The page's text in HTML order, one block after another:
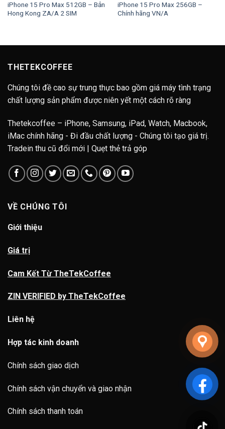
iPhone 15 Pro Max 512GB – Bản
Hong Kong ZA/A 2 SIM
iPhone 15 Pro Max 256GB –
Chính hãng VN/A
THETEKCOFFEE
Chúng tôi đề cao sự trung thực bao gồm giá máy tình trạng
chất lượng sản phẩm được niên yết một cách rõ ràng
Thetekcoffee – iPhone, Samsung, iPad, Watch, Macbook,
iMac chính hãng - Đi đầu chất lượng - Chúng tôi tạo giá trị.
Tradein thu cũ đổi mới | Quẹt thẻ trả góp
VỀ CHÚNG TÔI
Giới thiệu
Giá trị
Cam Kết Từ TheTekCoffee
ZIN VERIFIED by TheTekCoffee
Liên hệ
Hợp tác kinh doanh
Chính sách giao dịch
Chính sách vận chuyển và giao nhận
Chính sách thanh toán